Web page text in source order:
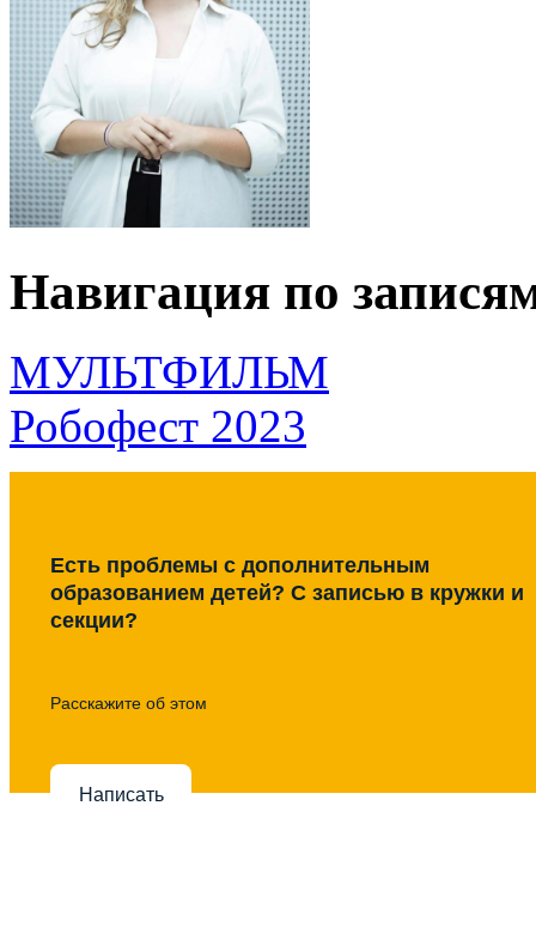
Навигация по
МУЛЬТФИЛЬМ
Робофест 2023
Есть проблемы с дополнительным
образованием детей? С записью в кружки и
секции?
Расскажите об этом
Написать